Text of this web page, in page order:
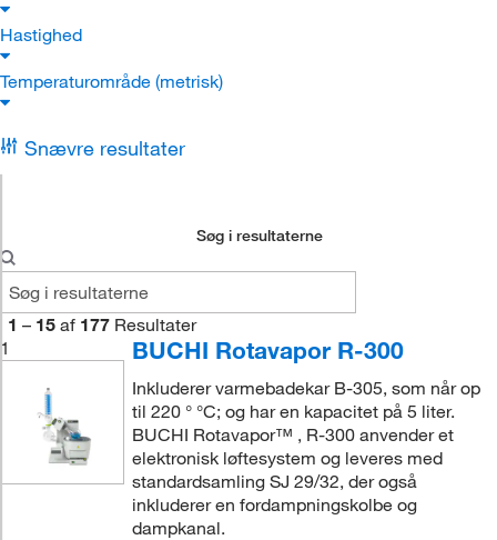
Hastighed
Temperaturområde (metrisk)
Snævre resultater
Søg i resultaterne
1 – 15 af 177 Resultater
1
BUCHI Rotavapor R-300
Inkluderer varmebadekar B-305, som når op
til 220 ° °C; og har en kapacitet på 5 liter.
BUCHI Rotavapor™ , R-300 anvender et
elektronisk løftesystem og leveres med
standardsamling SJ 29/32, der også
inkluderer en fordampningskolbe og
dampkanal.